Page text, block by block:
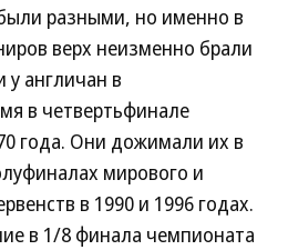
разными, но именно в
верх неизменно брали
англичан в
в четвертьфинале
года. Они дожимали их в
мирового и
в 1990 и 1996 годах.
в 1/8 финала чемпионата